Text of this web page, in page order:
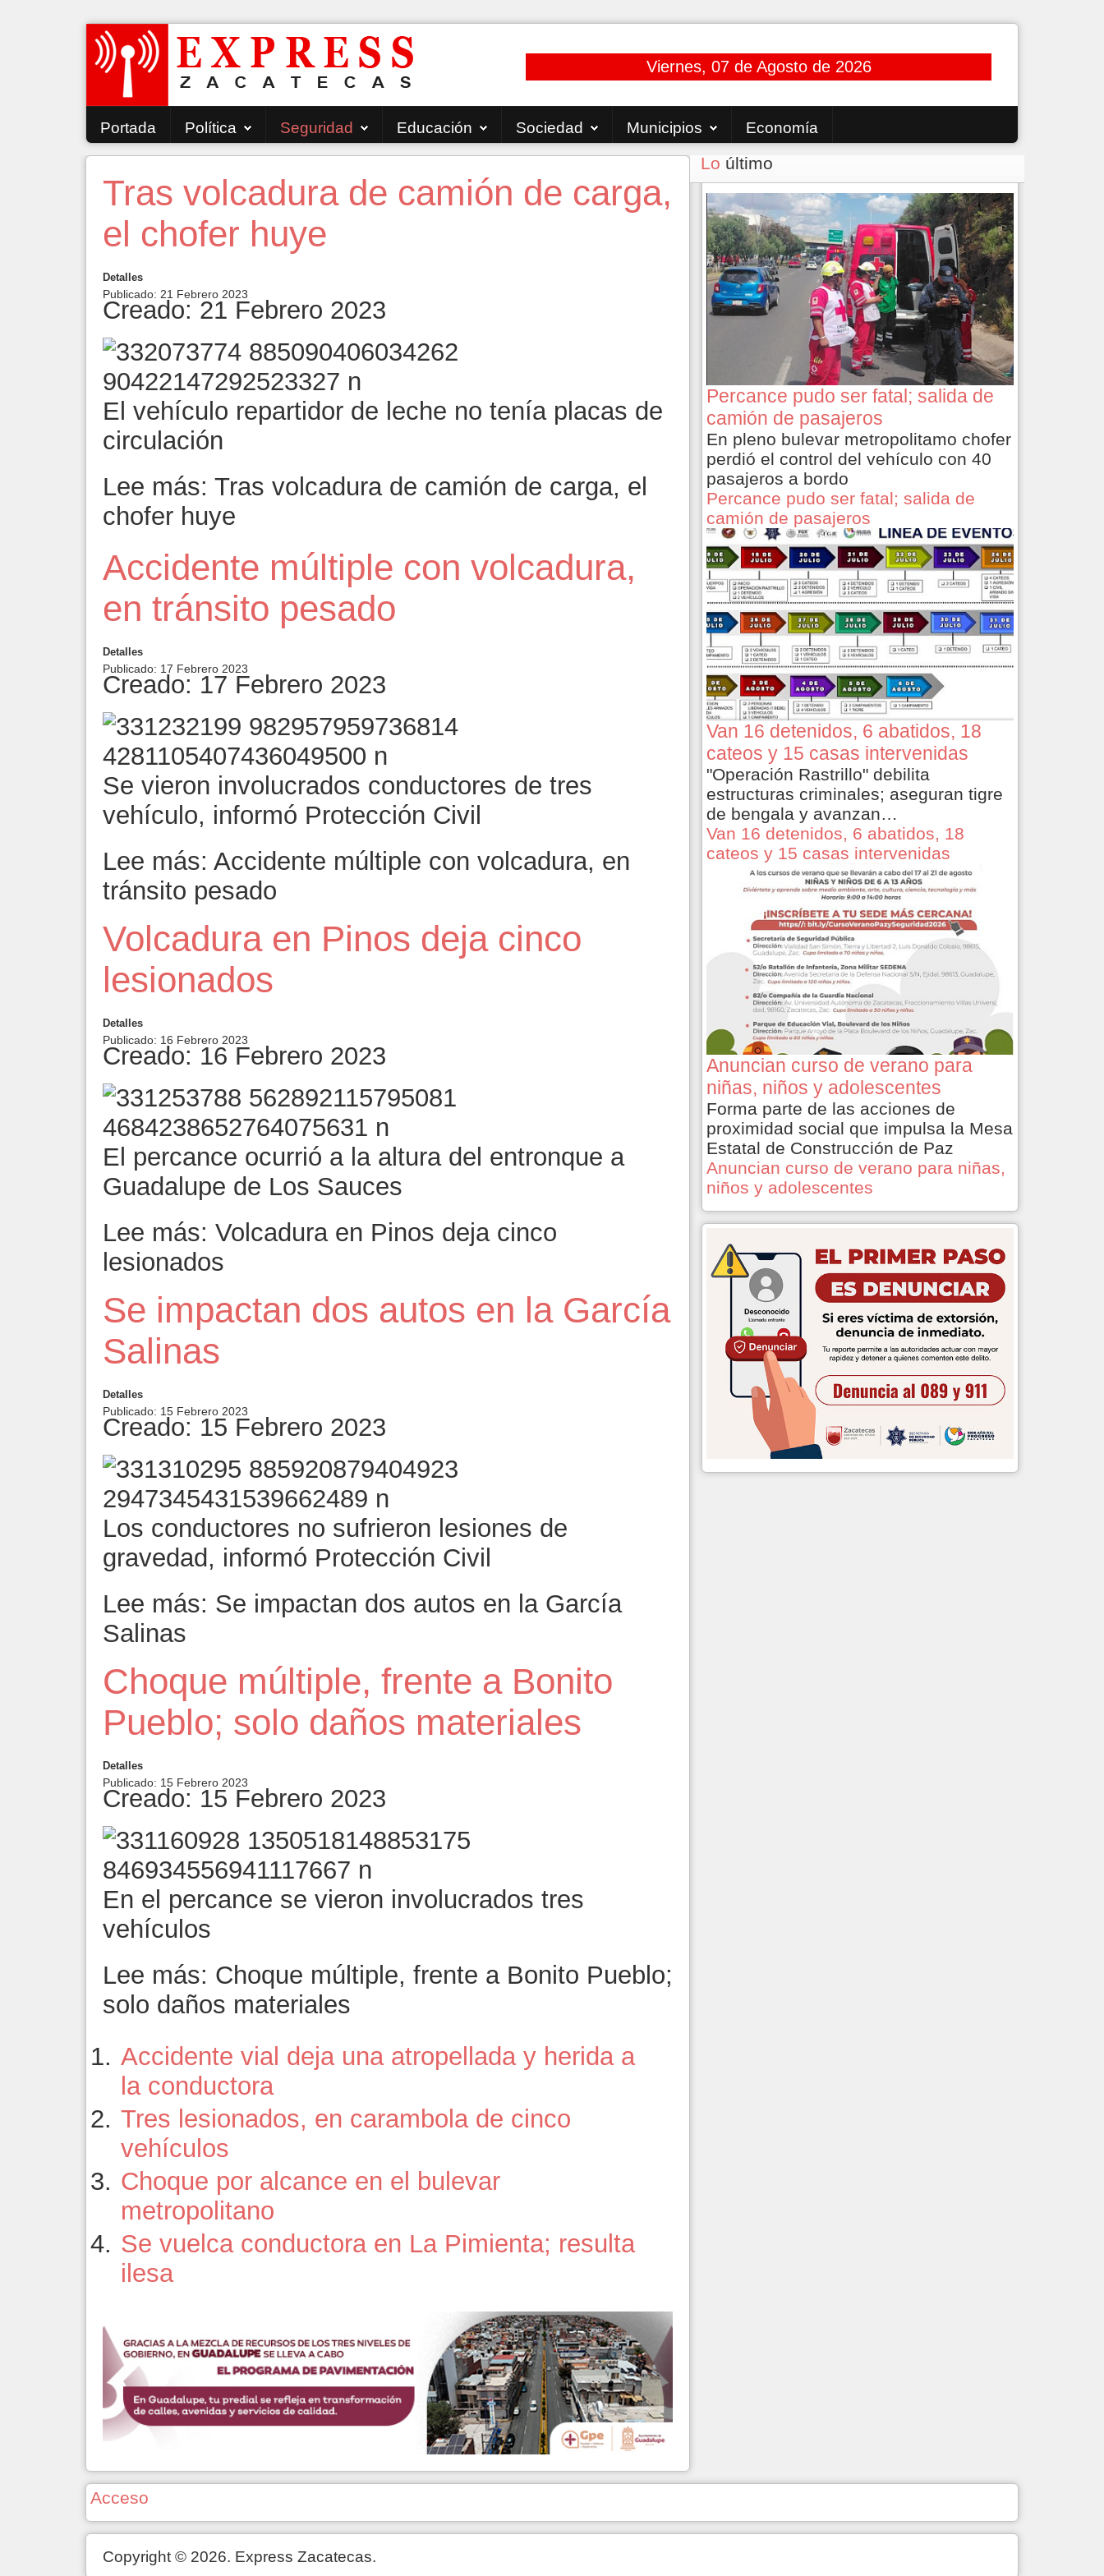
Viernes, 07 de Agosto de 2026
Portada Política Seguridad Educación Sociedad Municipios Economía
Tras volcadura de camión de carga,
el chofer huye
Detalles
Publicado: 21 Febrero 2023
Creado: 21 Febrero 2023
El vehículo repartidor de leche no tenía placas de
circulación
Lee más: Tras volcadura de camión de carga, el
chofer huye
Accidente múltiple con volcadura,
en tránsito pesado
Detalles
Publicado: 17 Febrero 2023
Creado: 17 Febrero 2023
Se vieron involucrados conductores de tres
vehículo, informó Protección Civil
Lee más: Accidente múltiple con volcadura, en
tránsito pesado
Volcadura en Pinos deja cinco
lesionados
Detalles
Publicado: 16 Febrero 2023
Creado: 16 Febrero 2023
El percance ocurrió a la altura del entronque a
Guadalupe de Los Sauces
Lee más: Volcadura en Pinos deja cinco
lesionados
Se impactan dos autos en la García
Salinas
Detalles
Publicado: 15 Febrero 2023
Creado: 15 Febrero 2023
Los conductores no sufrieron lesiones de
gravedad, informó Protección Civil
Lee más: Se impactan dos autos en la García
Salinas
Choque múltiple, frente a Bonito
Pueblo; solo daños materiales
Detalles
Publicado: 15 Febrero 2023
Creado: 15 Febrero 2023
En el percance se vieron involucrados tres
vehículos
Lee más: Choque múltiple, frente a Bonito Pueblo;
solo daños materiales
Accidente vial deja una atropellada y herida a
la conductora
Tres lesionados, en carambola de cinco
vehículos
Choque por alcance en el bulevar
metropolitano
Se vuelca conductora en La Pimienta; resulta
ilesa
Lo último
Percance pudo ser fatal; salida de
camión de pasajeros
En pleno bulevar metropolitamo chofer
perdió el control del vehículo con 40
pasajeros a bordo
Percance pudo ser fatal; salida de
camión de pasajeros
Van 16 detenidos, 6 abatidos, 18
cateos y 15 casas intervenidas
"Operación Rastrillo" debilita
estructuras criminales; aseguran tigre
de bengala y avanzan…
Van 16 detenidos, 6 abatidos, 18
cateos y 15 casas intervenidas
Anuncian curso de verano para
niñas, niños y adolescentes
Forma parte de las acciones de
proximidad social que impulsa la Mesa
Estatal de Construcción de Paz
Anuncian curso de verano para niñas,
niños y adolescentes
Acceso
Copyright © 2026. Express Zacatecas.